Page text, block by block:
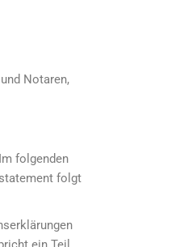
Notaren,
folgenden
folgt